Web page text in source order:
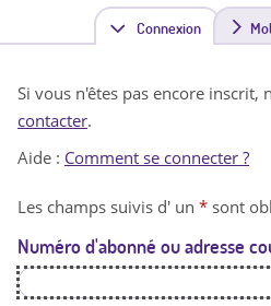
Connexion(
n
t
a
Si vous n'êtes pas encore inscrit,
contacter.
Aide : Comment se connecter ?
Les champs suivis d' un * sont
Numéro d'abonné ou adresse